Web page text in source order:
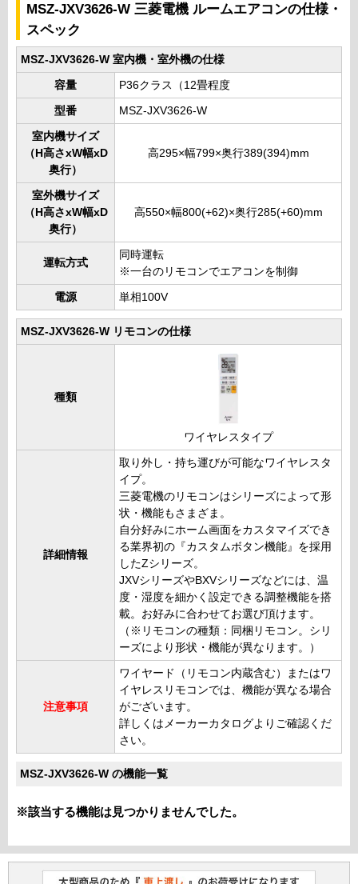
MSZ-JXV3626-W 三菱電機 ルームエアコンの仕様・
スペック
MSZ-JXV3626-W 室内機・室外機の仕様
容量 P36クラス（12畳程度
型番 MSZ-JXV3626-W
室内機サイズ
（H高さxW幅xD
奥行）
高295×幅799×奥行389(394)mm
室外機サイズ
（H高さxW幅xD
奥行）
高550×幅800(+62)×奥行285(+60)mm
運転方式
同時運転
※一台のリモコンでエアコンを制御
電源 単相100V
MSZ-JXV3626-W リモコンの仕様
種類
ワイヤレスタイプ
詳細情報
取り外し・持ち運びが可能なワイヤレスタ
イプ。
三菱電機のリモコンはシリーズによって形
状・機能もさまざま。
自分好みにホーム画面をカスタマイズでき
る業界初の『カスタムボタン機能』を採用
したZシリーズ。
JXVシリーズやBXVシリーズなどには、温
度・湿度を細かく設定できる調整機能を搭
載。お好みに合わせてお選び頂けます。
（※リモコンの種類：同梱リモコン。シリ
ーズにより形状・機能が異なります。）
注意事項
ワイヤード（リモコン内蔵含む）またはワ
イヤレスリモコンでは、機能が異なる場合
がございます。
詳しくはメーカーカタログよりご確認くだ
さい。
MSZ-JXV3626-W の機能一覧
※該当する機能は見つかりませんでした。